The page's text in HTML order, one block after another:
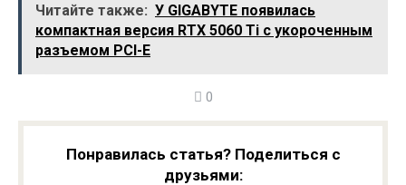
компонентов
производства
растения
Читайте также: У GIGABYTE появилась
компактная версия RTX 5060 Ti с укороченным
разъемом PCI-E
0
Понравилась статья? Поделиться с
друзьями: